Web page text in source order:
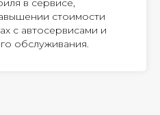
в сервисе,
стоимости
с автосервисами и
обслуживания.